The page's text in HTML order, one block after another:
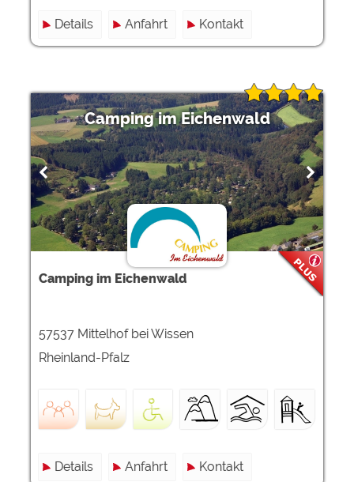
Details Anfahrt Kontakt
Camping im Eichenwald
Camping im Eichenwald
57537 Mittelhof bei Wissen
Rheinland-Pfalz
Details Anfahrt Kontakt